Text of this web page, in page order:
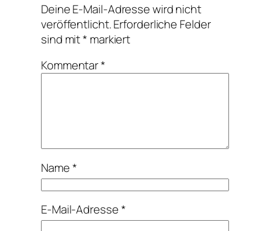
Deine E-Mail-Adresse wird nicht
veröffentlicht.Erforderliche Felder
sind mit* markiert
Kommentar*
Name*
E-Mail-Adresse*